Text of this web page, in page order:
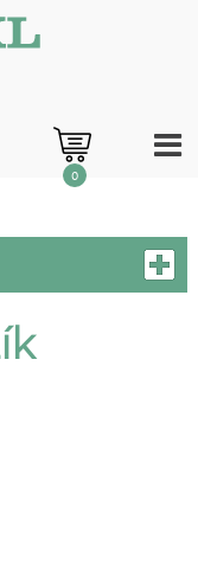
0